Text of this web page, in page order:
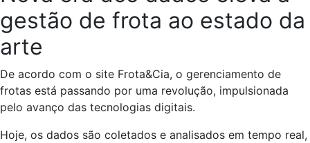
gestão de frota ao estado da
arte
De acordo com o site Frota&Cia, o gerenciamento de
frotas está passando por uma revolução, impulsionada
pelo avanço das tecnologias digitais.
Hoje, os dados são coletados e analisados em tempo real,